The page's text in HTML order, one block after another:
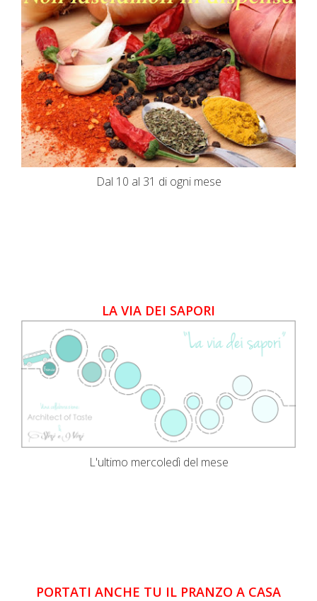
Dal 10 al 31 di ogni mese
LA VIA DEI SAPORI
L'ultimo mercoledì del mese
PORTATI ANCHE TU IL PRANZO A CASA